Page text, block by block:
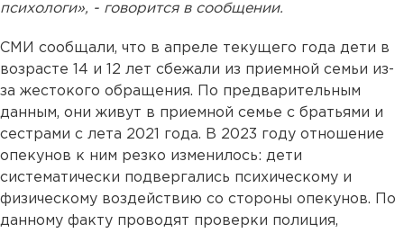
психологи», - говорится в сообщении.
СМИ сообщали, что в апреле текущего года дети в
возрасте 14 и 12 лет сбежали из приемной семьи из-
за жестокого обращения. По предварительным
данным, они живут в приемной семье с братьями и
сестрами с лета 2021 года. В 2023 году отношение
опекунов к ним резко изменилось: дети
систематически подвергались психическому и
физическому воздействию со стороны опекунов. По
данному факту проводят проверки полиция,